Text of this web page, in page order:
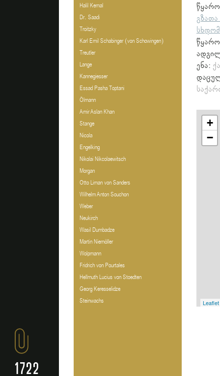
1722
Halil Kemal
Dr. Saadi
Troitzky
Karl Emil Schabinger (von Schowingen)
Treutler
Lange
Kannegiesser
Essad Pasha Toptani
Ölmann
Amir Aslan Khan
Stange
Nicola
Engelking
Nikolai Nikcolaewitsch
Morgan
Otto Liman von Sanders
Wilhelm Anton Souchon
Weber
Neukirch
Wasil Dumbadze
Martin Niemöller
Wolpmann
Fridrich von Pourtales
Hellmuth Lucius von Stoedten
Georg Keresselidze
Steinwachs
ენა:
+
−
Leaflet